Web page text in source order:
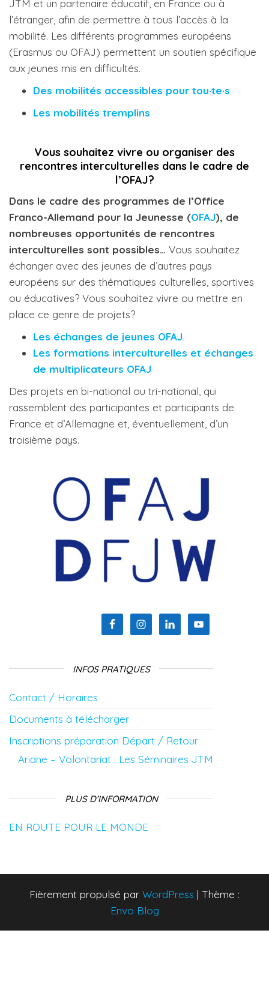
JTM et un partenaire éducatif, en France ou à
l’étranger, afin de permettre à tous l’accès à la
mobilité. Les différents programmes européens
(Erasmus ou OFAJ) permettent un soutien spécifique
aux jeunes mis en difficultés.
Des mobilités accessibles pour tou·te·s
Les mobilités tremplins
Vous souhaitez vivre ou organiser des
rencontres interculturelles dans le cadre de
l’OFAJ?
Dans le cadre des programmes de l’Office
Franco-Allemand pour la Jeunesse (OFAJ), de
nombreuses opportunités de rencontres
interculturelles sont possibles… Vous souhaitez
échanger avec des jeunes de d’autres pays
européens sur des thématiques culturelles, sportives
ou éducatives? Vous souhaitez vivre ou mettre en
place ce genre de projets?
Les échanges de jeunes OFAJ
Les formations interculturelles et échanges
de multiplicateurs OFAJ
Des projets en bi-national ou tri-national, qui
rassemblent des participantes et participants de
France et d’Allemagne et, éventuellement, d’un
troisième pays.
INFOS PRATIQUES
Contact / Horaires
Documents à télécharger
Inscriptions préparation Départ / Retour
Ariane – Volontariat : Les Séminaires JTM
PLUS D’INFORMATION
EN ROUTE POUR LE MONDE
Fièrement propulsé par WordPress | Thème :
Envo Blog